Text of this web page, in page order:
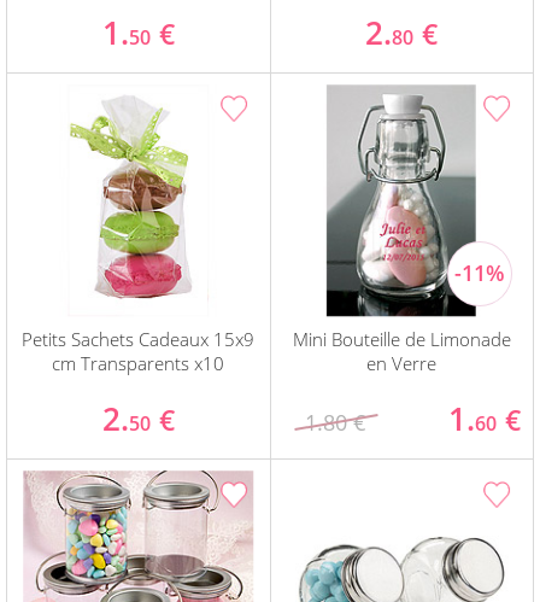
1.50 € 2.80 €
Petits Sachets Cadeaux 15x9
cm Transparents x10
2.50 €
Mini Bouteille de Limonade
en Verre
1.80 € 1.60 €